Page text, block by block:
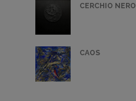
CERCHIO NERO
CAOS